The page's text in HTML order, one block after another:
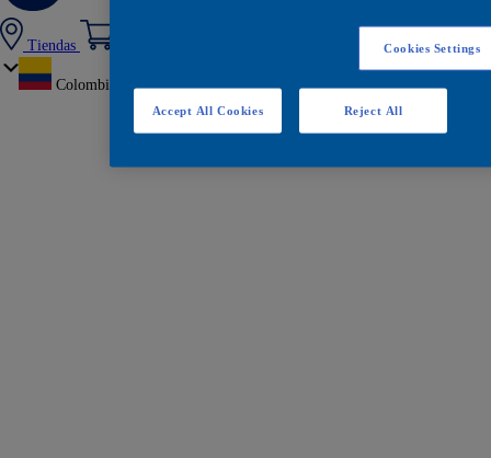
Tiendas
Colombia
Cookies Settings
Reject All
Accept All Cookies